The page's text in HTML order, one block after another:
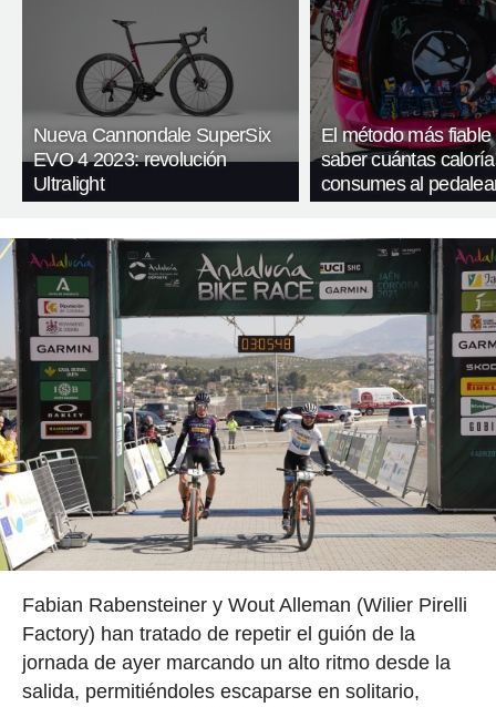
Nueva Cannondale SuperSix
EVO 4 2023: revolución
Ultralight
El método más fiable
saber cuántas
consumes al
Fabian Rabensteiner y Wout Alleman (Wilier Pirelli
Factory) han tratado de repetir el guión de la
jornada de ayer marcando un alto ritmo desde la
salida, permitiéndoles escaparse en solitario,